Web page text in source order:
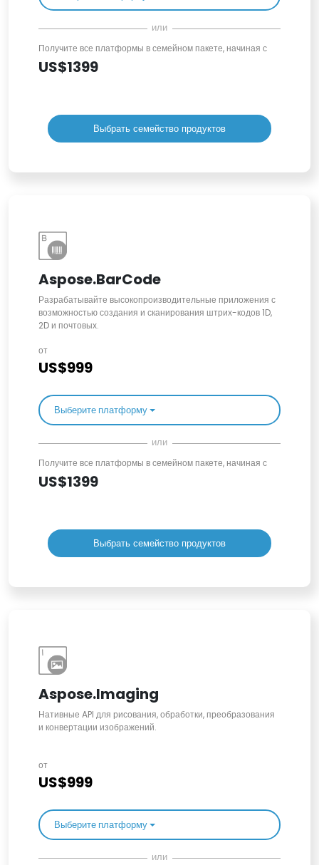
или
Получите все платформы в семейном пакете, начиная с
US$1399
Выбрать семейство продуктов
Aspose.BarCode
Разрабатывайте высокопроизводительные приложения с
возможностью создания и сканирования штрих-кодов 1D,
2D и почтовых.
от
US$999
Выберите платформу
или
Получите все платформы в семейном пакете, начиная с
US$1399
Выбрать семейство продуктов
Aspose.Imaging
Нативные API для рисования, обработки, преобразования
и конвертации изображений.
от
US$999
Выберите платформу
или